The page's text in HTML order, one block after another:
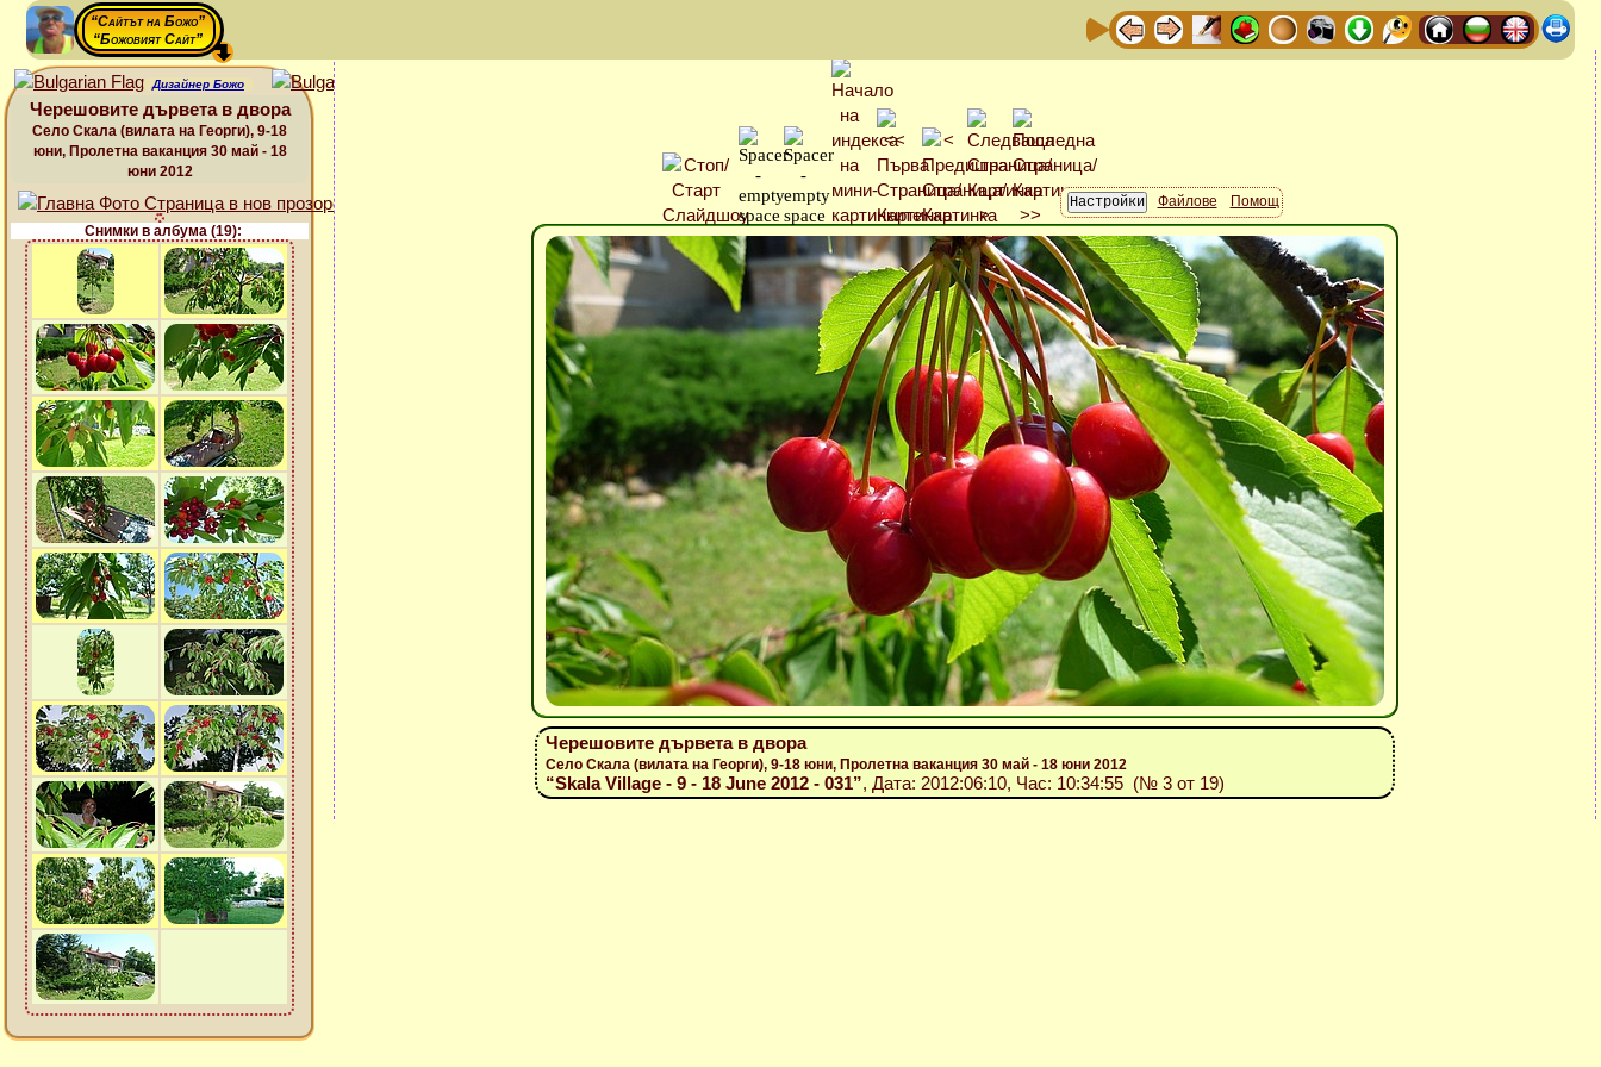
“Сайтът на Божо”
“Божовият Сайт”
Дизайнер Божо
Черешовите дървета в двора
Село Скала (вилата на Георги), 9-18
юни, Пролетна ваканция 30 май - 18
юни 2012
Снимки в албума (19):
Файлове Помощ
Черешовите дървета в двора
Село Скала (вилата на Георги), 9-18 юни, Пролетна ваканция 30 май - 18 юни 2012
“Skala Village - 9 - 18 June 2012 - 031”, Дата: 2012:06:10, Час: 10:34:55 (№ 3 от 19)